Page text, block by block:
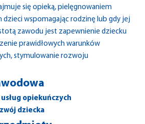
się opieką, pielęgnowaniem
dzieci wspomagając rodzinę lub gdy jej
zawodu jest zapewnienie dziecku
prawidłowych warunków
stymulowanie rozwoju
opiekuńczych
dziecka